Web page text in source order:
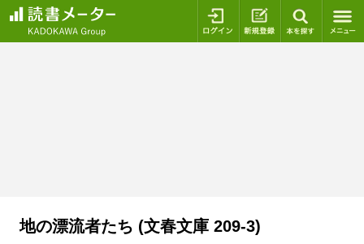
ログイン 新規登録
地の漂流者たち (文春文庫 209-3)